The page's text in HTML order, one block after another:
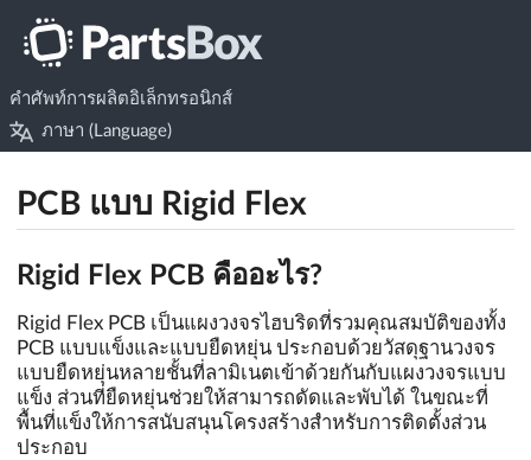
คำศัพท์การผลิตอิเล็กทรอนิกส์
ภาษา (Language)
PCB แบบ Rigid Flex
Rigid Flex PCB คืออะไร?
Rigid Flex PCB เป็นแผงวงจรไฮบริดที่รวมคุณสมบัติของทั้ง
PCB แบบแข็งและแบบยืดหยุ่น ประกอบด้วยวัสดุฐานวงจร
แบบยืดหยุ่นหลายชั้นที่ลามิเนตเข้าด้วยกันกับแผงวงจรแบบ
แข็ง ส่วนที่ยืดหยุ่นช่วยให้สามารถดัดและพับได้ ในขณะที่
พื้นที่แข็งให้การสนับสนุนโครงสร้างสำหรับการติดตั้งส่วน
ประกอบ